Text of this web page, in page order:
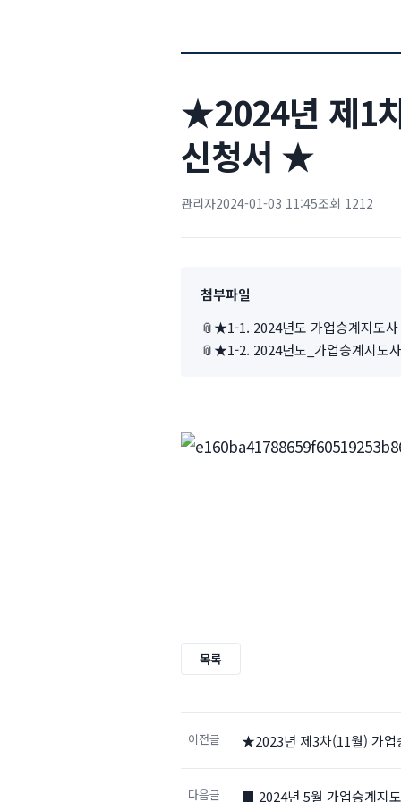
★2024년 제1
신청서 ★
관리자2024-01-03 11:45조회 1212
첨부파일
📎★1-1. 2024년도 가업승계지도
📎★1-2. 2024년도_가업승계지도
목록
이전글 ★2023년 제3차(11월) 가업
다음글 ■ 2024년 5월 가업승계지